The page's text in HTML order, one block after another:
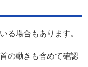
る場合もあります。
の動きも含めて確認